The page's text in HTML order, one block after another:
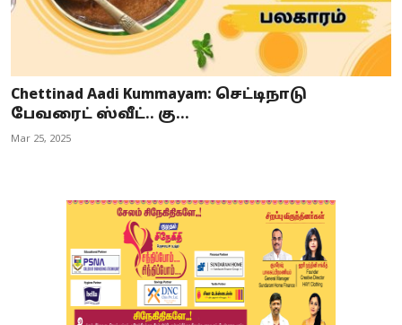
Chettinad Aadi Kummayam: செட்டிநாடு
பேவரைட் ஸ்வீட்.. கு...
Mar 25, 2025